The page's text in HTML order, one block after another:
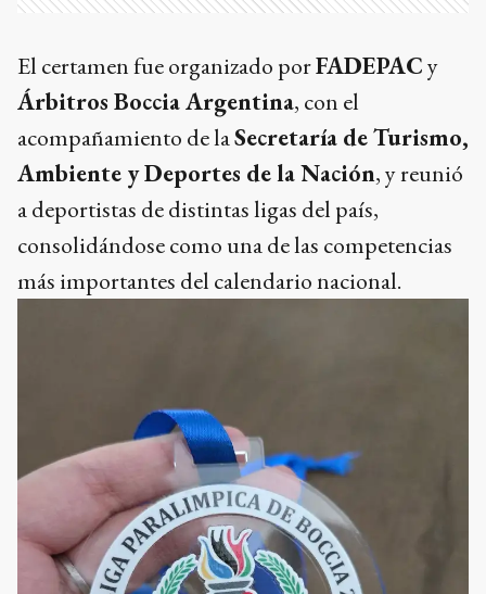
El certamen fue organizado porFADEPACy
Árbitros Boccia Argentina, con el
acompañamiento de laSecretaría de Turismo,
Ambiente y Deportes de la Nación, y reunió
a deportistas de distintas ligas del país,
consolidándose como una de las competencias
más importantes del calendario nacional.